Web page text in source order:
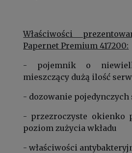
Właściwości
Papernet Premium 417200:
- pojemnik o
mieszczący dużą ilość
- dozowanie pojedynczych
- przezroczyste okienko
poziom zużycia wkładu
- właściwości